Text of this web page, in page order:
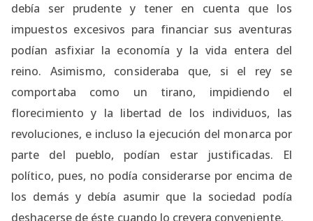
debía ser prudente y tener en cuenta que los
impuestos excesivos para financiar sus aventuras
podían asfixiar la economía y la vida entera del
reino. Asimismo, consideraba que, si el rey se
comportaba como un tirano, impidiendo el
florecimiento y la libertad de los individuos, las
revoluciones, e incluso la ejecución del monarca por
parte del pueblo, podían estar justificadas. El
político, pues, no podía considerarse por encima de
los demás y debía asumir que la sociedad podía
deshacerse de éste cuando lo creyera conveniente.